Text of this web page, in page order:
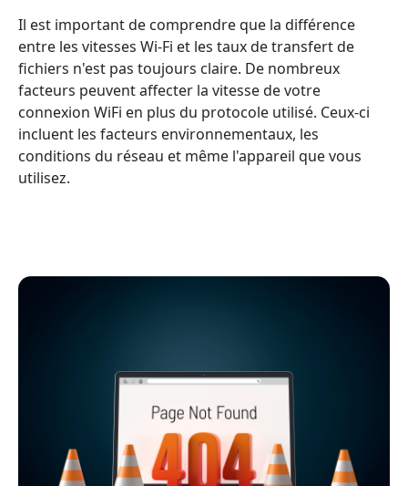
Il est important de comprendre que la différence
entre les vitesses Wi-Fi et les taux de transfert de
fichiers n'est pas toujours claire. De nombreux
facteurs peuvent affecter la vitesse de votre
connexion WiFi en plus du protocole utilisé. Ceux-ci
incluent les facteurs environnementaux, les
conditions du réseau et même l'appareil que vous
utilisez.